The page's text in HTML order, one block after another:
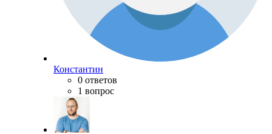
Константин
0 ответов
1 вопрос